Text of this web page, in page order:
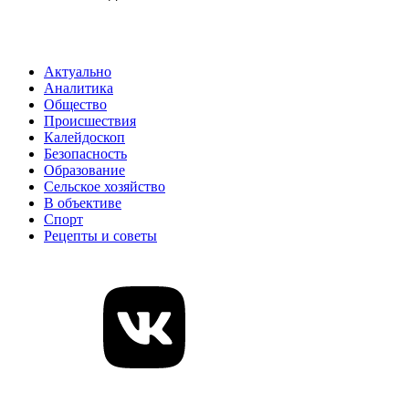
Актуально
Аналитика
Общество
Происшествия
Калейдоскоп
Безопасность
Образование
Сельское хозяйство
В объективе
Спорт
Рецепты и советы